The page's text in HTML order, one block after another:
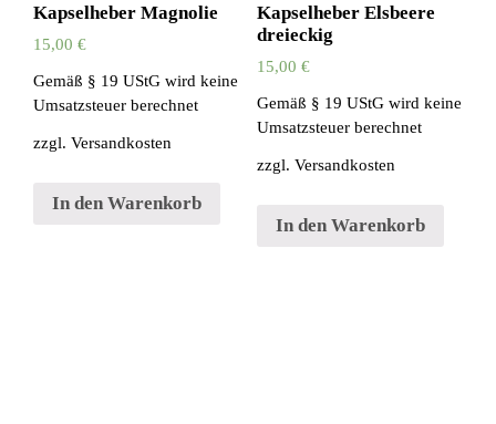
Kapselheber Magnolie
15,00 €
Gemäß § 19 UStG wird keine
Umsatzsteuer berechnet
zzgl. Versandkosten
In den Warenkorb
Kapselheber Elsbeere
dreieckig
15,00 €
Gemäß § 19 UStG wird keine
Umsatzsteuer berechnet
zzgl. Versandkosten
In den Warenkorb